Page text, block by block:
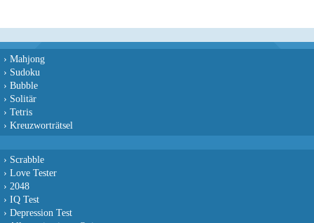
› Mahjong
› Sudoku
› Bubble
› Solitär
› Tetris
› Kreuzworträtsel
› Scrabble
› Love Tester
› 2048
› IQ Test
› Depression Test